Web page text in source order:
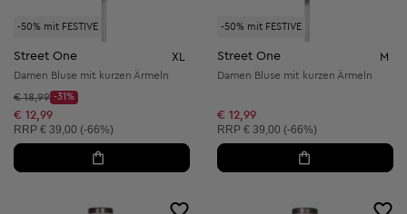
-50% mit FESTIVE
Street One XL
Damen Bluse mit kurzen Ärmeln
Startpreis:
€ 18,99
Discount Price:
-31%
Reduzierter Preis:
€ 12,99
Unverbindliche Preisempfehlung:
RRP € 39,00 (-66%)
-50% mit FESTIVE
Street One M
Damen Bluse mit kurzen Ärmeln
€ 12,99
Unverbindliche Preisempfehlung:
RRP € 39,00 (-66%)